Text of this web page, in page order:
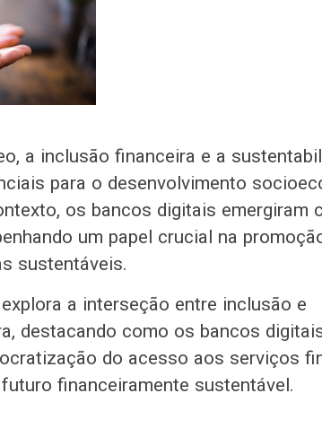
a inclusão financeira e a
para o desenvolvimento
os bancos digitais emergiram
um papel crucial na
sustentáveis.
a interseção entre inclusão e
destacando como os bancos
do acesso aos serviços
financeiramente sustentável.